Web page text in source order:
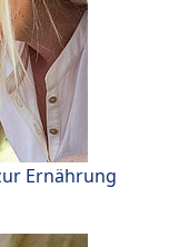
Ernährung